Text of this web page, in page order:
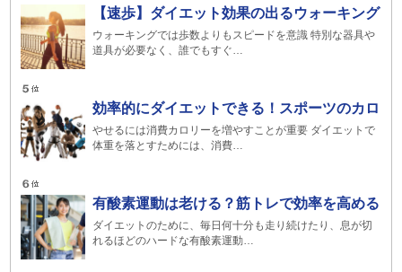
【速歩】ダイエット効果の出るウォーキング
ウォーキングでは歩数よりもスピードを意識 特別な器具や
道具が必要なく、誰でもすぐ…
効率的にダイエットできる！スポーツのカロ
やせるには消費カロリーを増やすことが重要 ダイエットで
体重を落とすためには、消費…
有酸素運動は老ける？筋トレで効率を高める
ダイエットのために、毎日何十分も走り続けたり、息が切
れるほどのハードな有酸素運動…